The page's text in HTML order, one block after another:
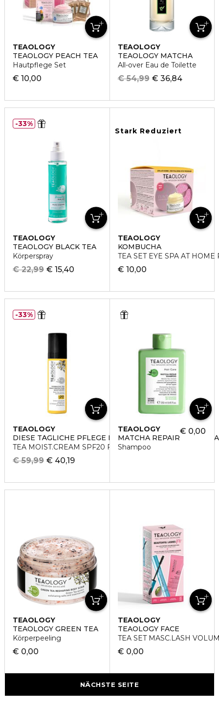
TEAOLOGY
TEAOLOGY PEACH TEA
Hautpflege Set
€ 10,00
TEAOLOGY
TEAOLOGY MATCHA
All-over Eau de Toilette
€ 36,84
€ 54,99
TEAOLOGY
TEAOLOGY BLACK TEA
Körperspray
€ 15,40
€ 22,99
33%
Stark Reduziert
TEAOLOGY
KOMBUCHA
TEA SET EYE SPA AT HOME
€ 10,00
TEAOLOGY
DIESE TÄGLICHE PFLEGE MIT ANTIOXIDATIVEM
TEA MOIST.CREAM SPF20 FACE
€ 40,19
€ 59,99
33%
TEAOLOGY
MATCHA REPAIR
Shampoo
€ 0,00
TEAOLOGY
TEAOLOGY GREEN TEA
Körperpeeling
€ 0,00
TEAOLOGY
TEAOLOGY FACE
TEA SET MASC.LASH
€ 0,00
NÄCHSTE SEITE